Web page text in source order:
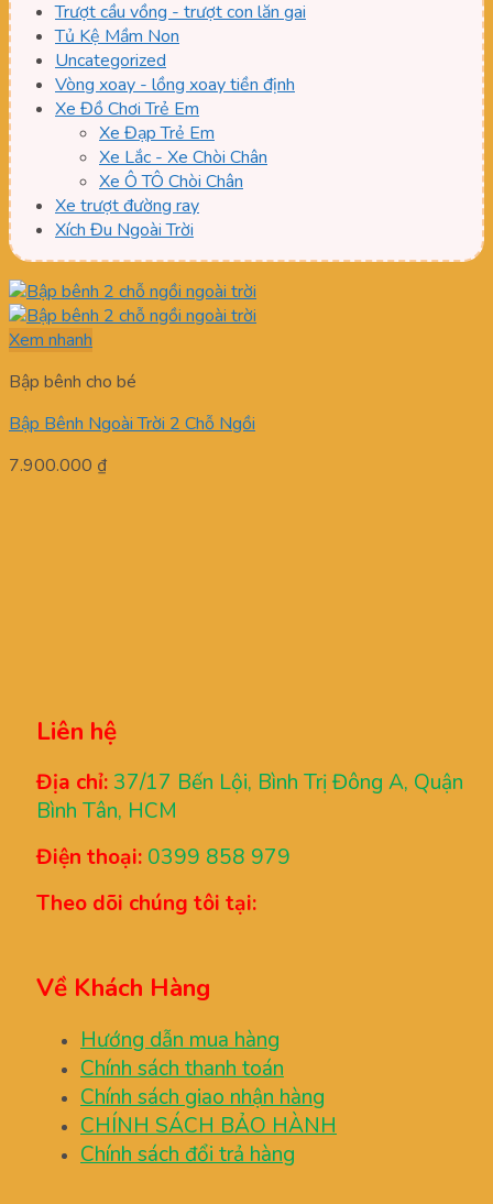
Trượt cầu vồng - trượt con lăn gai
Tủ Kệ Mầm Non
Uncategorized
Vòng xoay - lồng xoay tiền định
Xe Đồ Chơi Trẻ Em
Xe Đạp Trẻ Em
Xe Lắc - Xe Chòi Chân
Xe Ô TÔ Chòi Chân
Xe trượt đường ray
Xích Đu Ngoài Trời
Xem nhanh
Bập bênh cho bé
Bập Bênh Ngoài Trời 2 Chỗ Ngồi
7.900.000 ₫
Liên hệ
Địa chỉ: 37/17 Bến Lội, Bình Trị Đông A, Quận
Bình Tân, HCM
Điện thoại: 0399 858 979
Theo dõi chúng tôi tại:
Về Khách Hàng
Hướng dẫn mua hàng
Chính sách thanh toán
Chính sách giao nhận hàng
CHÍNH SÁCH BẢO HÀNH
Chính sách đổi trả hàng